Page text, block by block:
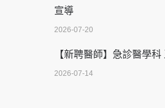
宣導
2026-07-20
【新聘醫師】急診醫學
2026-07-14